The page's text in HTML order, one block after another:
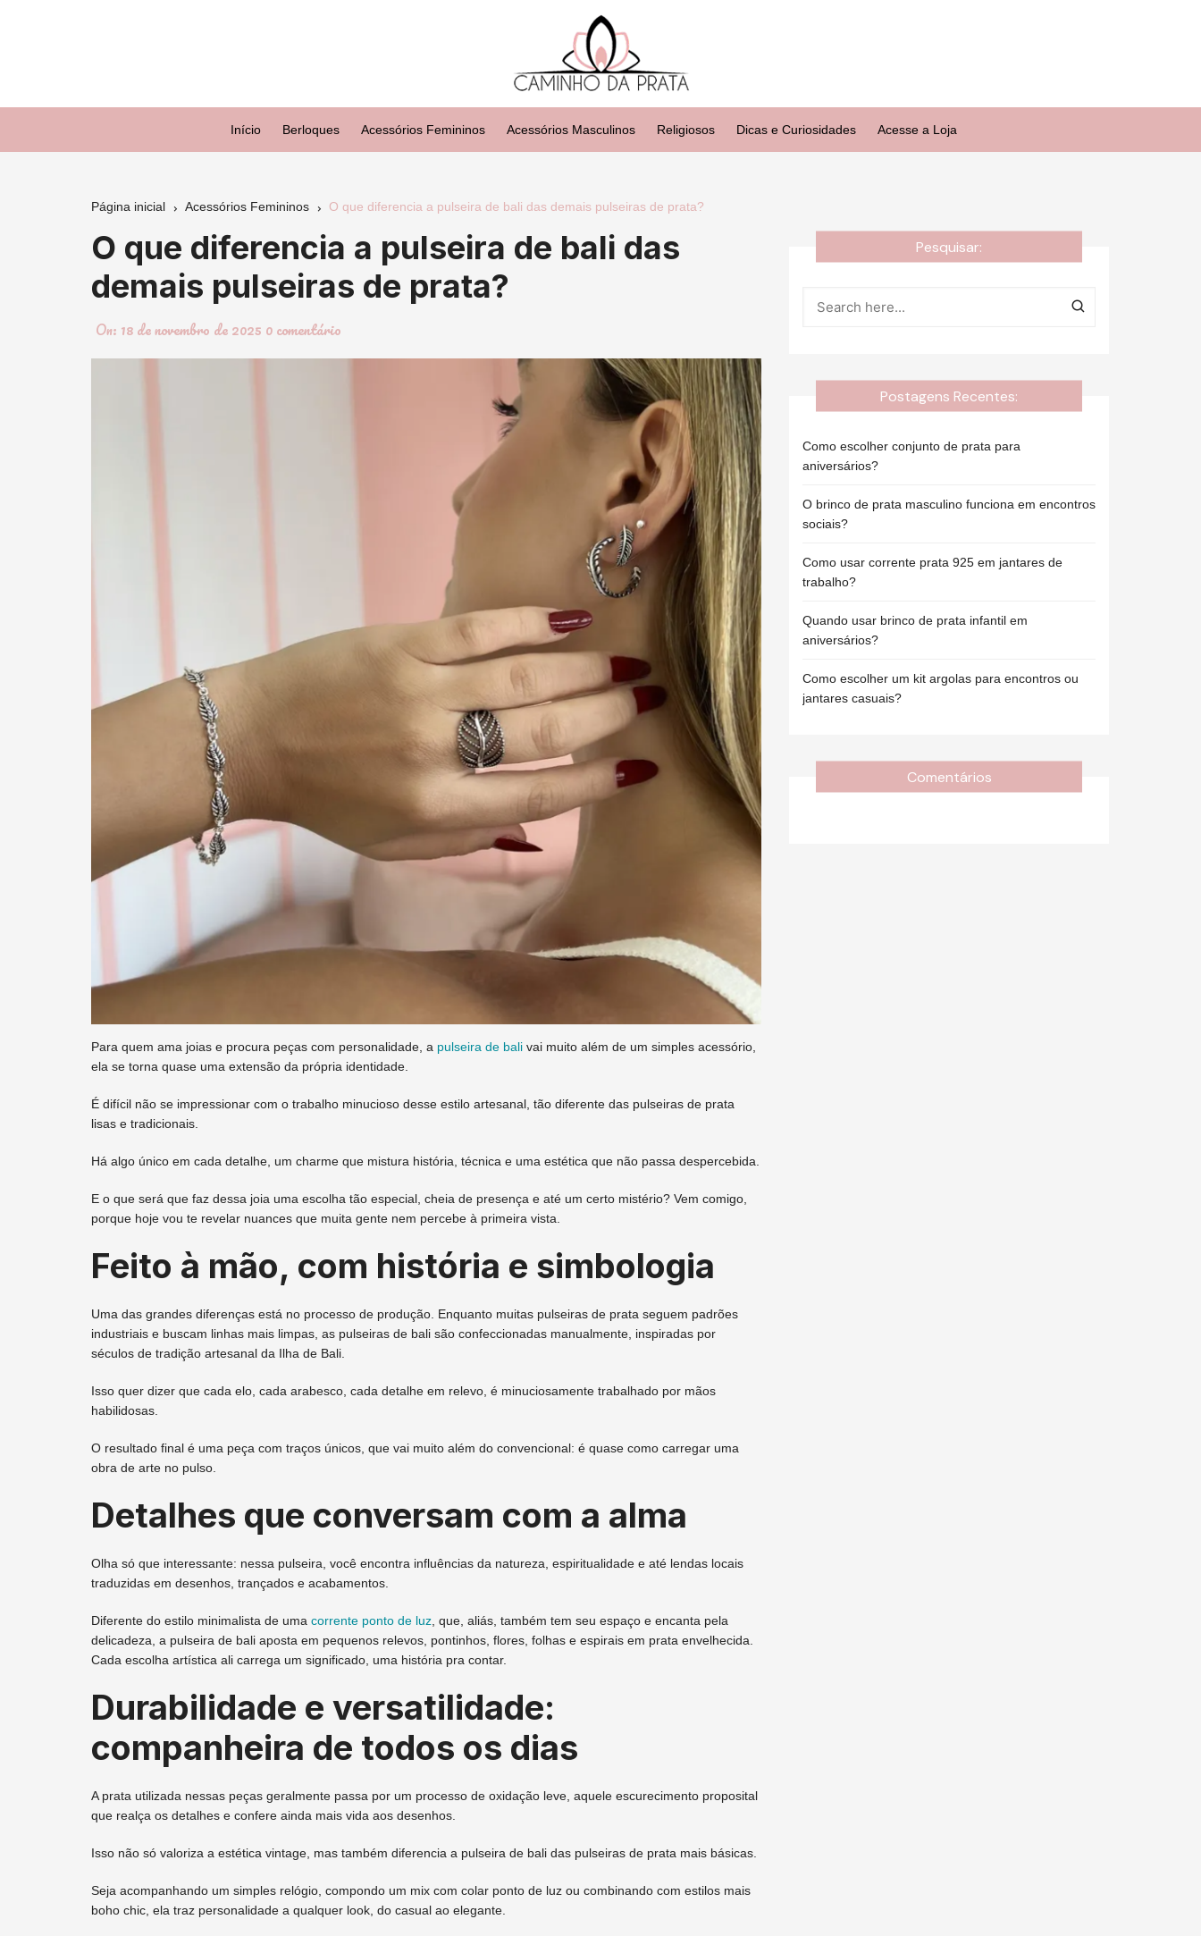
Início Berloques Acessórios Femininos Acessórios Masculinos Religiosos Dicas e Curiosidades Acesse a Loja
Página inicial Acessórios Femininos O que diferencia a pulseira de bali das demais pulseiras de prata?
O que diferencia a pulseira de bali das
demais pulseiras de prata?
On: 18 de novembro de 2025 0 comentário
Para quem ama joias e procura peças com personalidade, a pulseira de bali vai muito além de um simples acessório,
ela se torna quase uma extensão da própria identidade.
É difícil não se impressionar com o trabalho minucioso desse estilo artesanal, tão diferente das pulseiras de prata
lisas e tradicionais.
Há algo único em cada detalhe, um charme que mistura história, técnica e uma estética que não passa despercebida.
E o que será que faz dessa joia uma escolha tão especial, cheia de presença e até um certo mistério? Vem comigo,
porque hoje vou te revelar nuances que muita gente nem percebe à primeira vista.
Feito à mão, com história e simbologia
Uma das grandes diferenças está no processo de produção. Enquanto muitas pulseiras de prata seguem padrões
industriais e buscam linhas mais limpas, as pulseiras de bali são confeccionadas manualmente, inspiradas por
séculos de tradição artesanal da Ilha de Bali.
Isso quer dizer que cada elo, cada arabesco, cada detalhe em relevo, é minuciosamente trabalhado por mãos
habilidosas.
O resultado final é uma peça com traços únicos, que vai muito além do convencional: é quase como carregar uma
obra de arte no pulso.
Detalhes que conversam com a alma
Olha só que interessante: nessa pulseira, você encontra influências da natureza, espiritualidade e até lendas locais
traduzidas em desenhos, trançados e acabamentos.
Diferente do estilo minimalista de uma corrente ponto de luz , que, aliás, também tem seu espaço e encanta pela
delicadeza, a pulseira de bali aposta em pequenos relevos, pontinhos, flores, folhas e espirais em prata envelhecida.
Cada escolha artística ali carrega um significado, uma história pra contar.
Durabilidade e versatilidade:
companheira de todos os dias
A prata utilizada nessas peças geralmente passa por um processo de oxidação leve, aquele escurecimento proposital
que realça os detalhes e confere ainda mais vida aos desenhos.
Isso não só valoriza a estética vintage, mas também diferencia a pulseira de bali das pulseiras de prata mais básicas.
Seja acompanhando um simples relógio, compondo um mix com colar ponto de luz ou combinando com estilos mais
boho chic, ela traz personalidade a qualquer look, do casual ao elegante.
Pesquisar:
Postagens Recentes:
Como escolher conjunto de prata para
aniversários?
O brinco de prata masculino funciona em encontros
sociais?
Como usar corrente prata 925 em jantares de
trabalho?
Quando usar brinco de prata infantil em
aniversários?
Como escolher um kit argolas para encontros ou
jantares casuais?
Comentários